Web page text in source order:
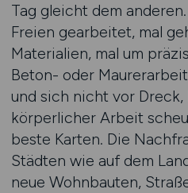
Tag gleicht dem
Freien gearbeitet, mal
Materialien, mal um
Beton- oder
und sich nicht vor Dreck,
körperlicher Arbeit
beste Karten. Die
Städten wie auf dem
neue Wohnbauten,